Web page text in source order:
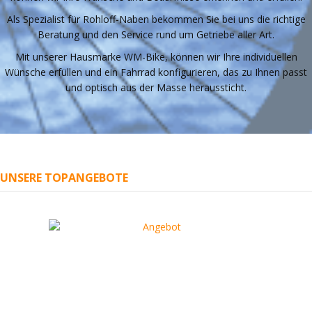
Als Spezialist für Rohloff-Naben bekommen Sie bei uns die richtige
Beratung und den Service rund um Getriebe aller Art.
Mit unserer Hausmarke WM-Bike, können wir Ihre individuellen
Wünsche erfüllen und ein Fahrrad konfigurieren, das zu Ihnen passt
und optisch aus der Masse heraussticht.
UNSERE TOPANGEBOTE